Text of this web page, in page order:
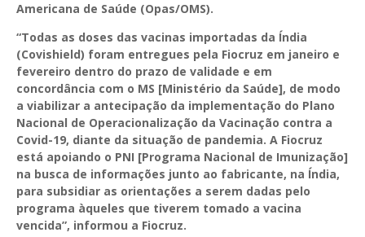
Americana de Saúde (Opas/OMS).
“Todas as doses das vacinas importadas da Índia
(Covishield) foram entregues pela Fiocruz em janeiro e
fevereiro dentro do prazo de validade e em
concordância com o MS [Ministério da Saúde], de modo
a viabilizar a antecipação da implementação do Plano
Nacional de Operacionalização da Vacinação contra a
Covid-19, diante da situação de pandemia. A Fiocruz
está apoiando o PNI [Programa Nacional de Imunização]
na busca de informações junto ao fabricante, na Índia,
para subsidiar as orientações a serem dadas pelo
programa àqueles que tiverem tomado a vacina
vencida”, informou a Fiocruz.